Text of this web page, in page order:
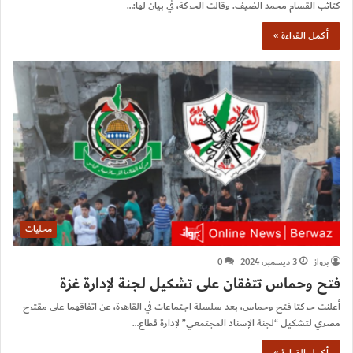
كتائب القسام محمد الضيف. وقالت الحركة، في بيان لها:…
أكمل القراءة »
محليات
برواز
3 ديسمبر، 2024 0
فتح وحماس تتفقان على تشكيل لجنة لإدارة غزة
أعلنت حركتا فتح وحماس، بعد سلسلة اجتماعات في القاهرة، عن اتفاقهما على مقترح
مصري لتشكيل “لجنة الإسناد المجتمعي” لإدارة قطاع…